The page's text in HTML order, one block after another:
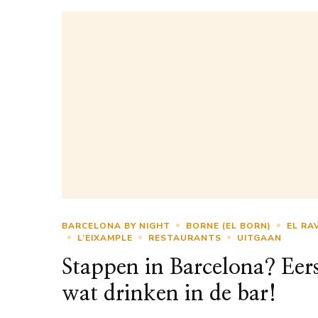
BARCELONA BY NIGHT BORNE (EL BORN)
EL
L’EIXAMPLE
RESTAURANTS UITGAAN
Stappen in Barcelona?
wat drinken in de bar!